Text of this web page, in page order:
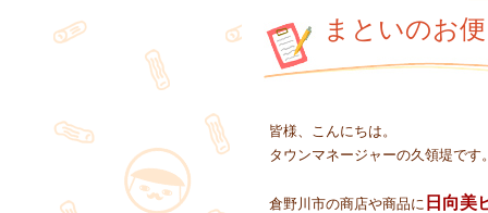
まといのお
皆様、こんにちは。
タウンマネージャーの久領堤です
倉野川市の商店や商品に 日向美